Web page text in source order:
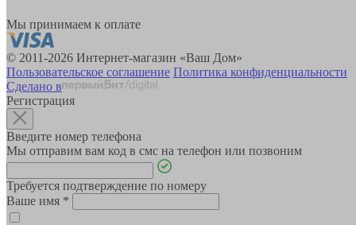
Мы принимаем к оплате
© 2011-2026 Интернет-магазин «Ваш Дом»
Пользовательское соглашение Политика конфиденциальности
Сделано в
Регистрация
Введите номер телефона
Мы отправим вам код в смс на телефон или позвоним
Требуется подтверждение по номеру
Ваше имя *